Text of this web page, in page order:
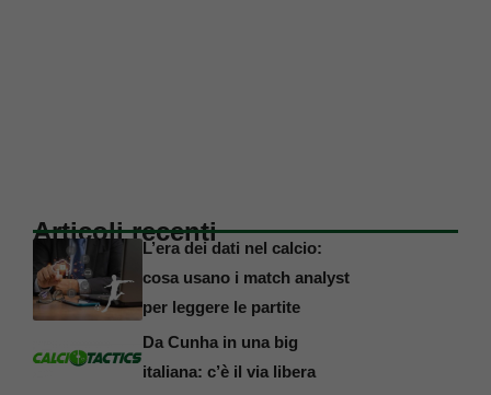
Articoli recenti
L’era dei dati nel calcio:
cosa usano i match analyst
per leggere le partite
Da Cunha in una big
italiana: c’è il via libera